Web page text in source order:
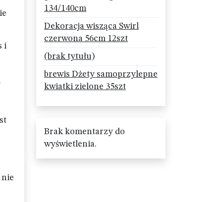
i
nie
134/140cm
Dekoracja wisząca Swirl
czerwona 56cm 12szt
(brak tytułu)
brewis Dżety samoprzylepne
kwiatki zielone 35szt
Brak komentarzy do
wyświetlenia.